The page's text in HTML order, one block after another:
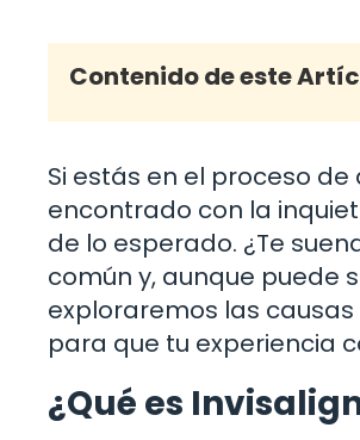
Contenido de este
Si estás en el proceso
encontrado con la
de lo esperado. ¿Te
común y, aunque puede
exploraremos las
para que tu experiencia
¿Qué es